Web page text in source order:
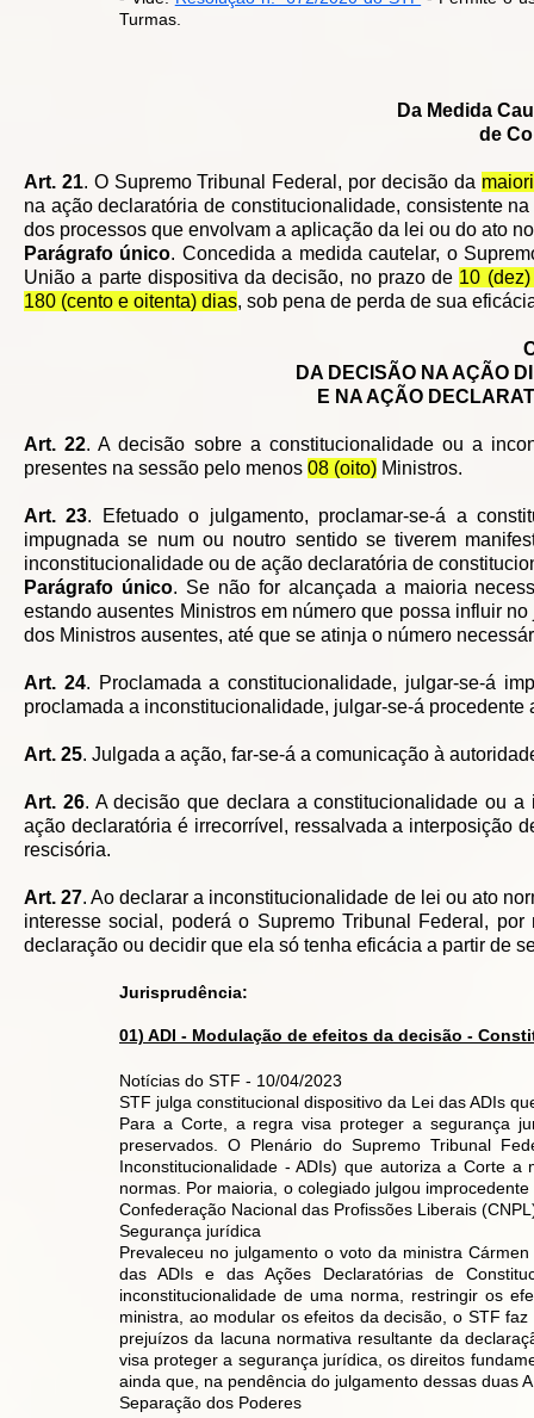
Turmas.
Da Medida
de
Art. 21. O Supremo Tribunal Federal, por decisão da
na ação declaratória de constitucionalidade, consistente
dos processos que envolvam a aplicação da lei ou do ato
Parágrafo único. Concedida a medida cautelar, o
União a parte dispositiva da decisão, no prazo de 10
180 (cento e oitenta) dias, sob pena de perda de sua
DA DECISÃO NA AÇÃO
E NA AÇÃO
Art. 22. A decisão sobre a constitucionalidade ou a
presentes na sessão pelo menos 08 (oito) Ministros.
Art. 23. Efetuado o julgamento, proclamar-se-á a
impugnada se num ou noutro sentido se tiverem
inconstitucionalidade ou de ação declaratória de
Parágrafo único. Se não for alcançada a maioria
estando ausentes Ministros em número que possa influir
dos Ministros ausentes, até que se atinja o número
Art. 24. Proclamada a constitucionalidade, julgar-se-á
proclamada a inconstitucionalidade, julgar-se-á
Art. 25. Julgada a ação, far-se-á a comunicação à
Art. 26. A decisão que declara a constitucionalidade ou
ação declaratória é irrecorrível, ressalvada a interposição
rescisória.
Art. 27. Ao declarar a inconstitucionalidade de lei ou ato
interesse social, poderá o Supremo Tribunal Federal,
declaração ou decidir que ela só tenha eficácia a partir de
Jurisprudência:
01) ADI - Modulação de efeitos da decisão -
Notícias do STF - 10/04/2023
STF julga constitucional dispositivo da Lei das ADIs
Para a Corte, a regra visa proteger a segurança
preservados. O Plenário do Supremo Tribunal
Inconstitucionalidade - ADIs) que autoriza a Corte
normas. Por maioria, o colegiado julgou
Confederação Nacional das Profissões Liberais
Segurança jurídica
Prevaleceu no julgamento o voto da ministra
das ADIs e das Ações Declaratórias de
inconstitucionalidade de uma norma, restringir os
ministra, ao modular os efeitos da decisão, o STF
prejuízos da lacuna normativa resultante da
visa proteger a segurança jurídica, os direitos
ainda que, na pendência do julgamento dessas duas
Separação dos Poderes